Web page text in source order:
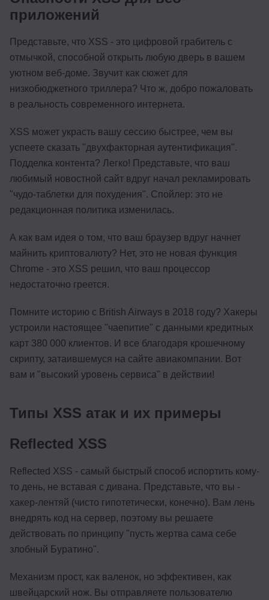
приложений
Представьте, что XSS - это цифровой грабитель с
отмычкой, способной открыть любую дверь в вашем
уютном веб-доме. Звучит как сюжет для
низкобюджетного триллера? Что ж, добро пожаловать
в реальность современного интернета.
XSS может украсть вашу сессию быстрее, чем вы
успеете сказать "двухфакторная аутентификация".
Подделка контента? Легко! Представьте, что ваш
любимый новостной сайт вдруг начал рекламировать
"чудо-таблетки для похудения". Спойлер: это не
редакционная политика изменилась.
А как вам идея о том, что ваш браузер вдруг начнет
майнить криптовалюту? Нет, это не новая функция
Chrome - это XSS решил, что ваш процессор
недостаточно греется.
Помните историю с British Airways в 2018 году? Хакеры
устроили настоящее "чаепитие" с данными кредитных
карт 380 000 клиентов. И все благодаря крошечному
скрипту, затаившемуся на сайте авиакомпании. Вот
вам и "высокий уровень сервиса" в действии!
Типы XSS атак и их примеры
Reflected XSS
Reflected XSS - самый быстрый способ испортить кому-
то день, не вставая с дивана. Представьте, что вы -
хакер-лентяй (чисто гипотетически, конечно). Вам лень
внедрять код на сервер, поэтому вы решаете
действовать по принципу "пусть жертва сама себе
злобный Буратино".
Механизм прост, как валенок, но эффективен, как
швейцарский нож. Вы отправляете пользователю